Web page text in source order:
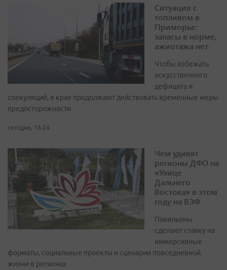
Ситуация с
топливом в
Приморье:
запасы в норме,
ажиотажа нет
Чтобы избежать
искусственного
дефицита и
спекуляций, в крае продолжают действовать временные меры
предосторожности
сегодня, 16:24
Чем удивят
регионы ДФО на
«Улице
Дальнего
Востока» в этом
году на ВЭФ
Павильоны
сделают ставку на
иммерсивные
форматы, социальные проекты и сценарии повседневной
жизни в регионах